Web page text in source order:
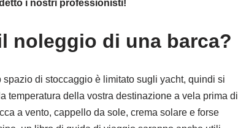
i nostri professionisti!
noleggio di una barca?
di stoccaggio è limitato sugli yacht, quindi si
temperatura della vostra destinazione a vela prima di
a vento, cappello da sole, crema solare e forse